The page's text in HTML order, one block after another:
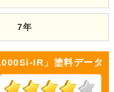
7年
IR」塗料データ